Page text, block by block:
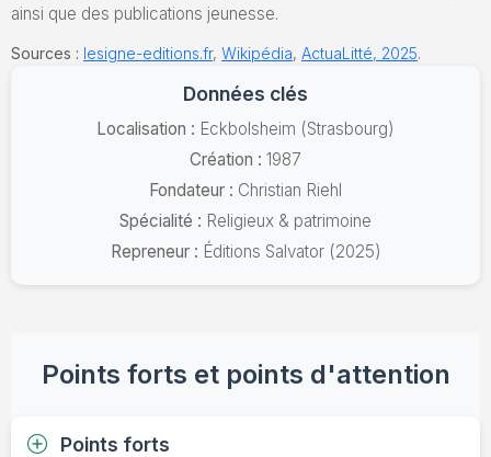
ainsi que des publications jeunesse.
Sources : lesigne-editions.fr, Wikipédia, ActuaLitté, 2025.
Données clés
Localisation : Eckbolsheim (Strasbourg)
Création : 1987
Fondateur : Christian Riehl
Spécialité : Religieux & patrimoine
Repreneur : Éditions Salvator (2025)
Points forts et points d'attention
Points forts